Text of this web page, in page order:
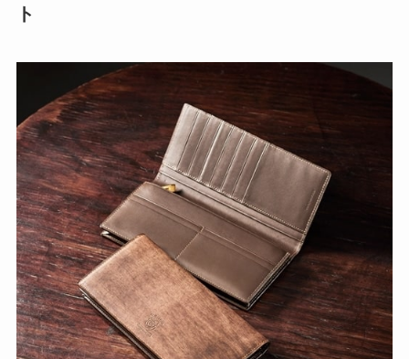
ト